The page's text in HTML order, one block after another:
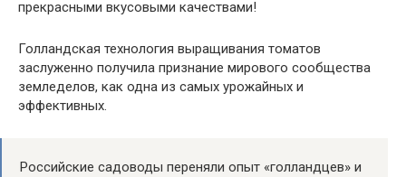
прекрасными вкусовыми качествами!
Голландская технология выращивания томатов
заслуженно получила признание мирового сообщества
земледелов, как одна из самых урожайных и
эффективных.
Российские садоводы переняли опыт «голландцев» и